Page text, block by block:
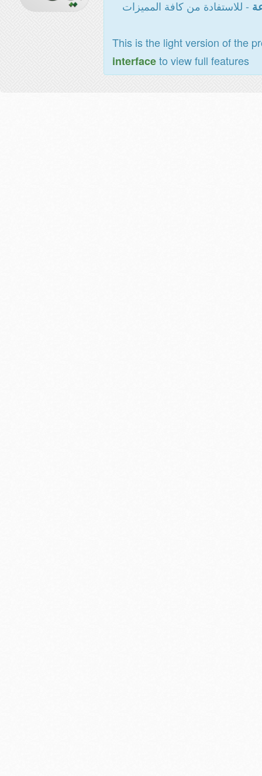
- للاستفادة من كافة المميزات
This is the light version of the
interfaceto view full features